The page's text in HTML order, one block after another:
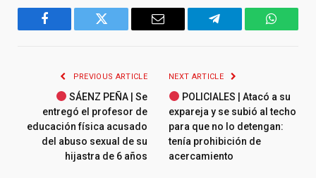
Facebook Twitter Email Telegram
PREVIOUS ARTICLE
SÁENZ PEÑA | Se
entregó el profesor de
educación física acusado
del abuso sexual de su
hijastra de 6 años
NEXT ARTICLE
POLICIALES | Atacó a su
expareja y se subió al techo
para que no lo detengan:
tenía prohibición de
acercamiento